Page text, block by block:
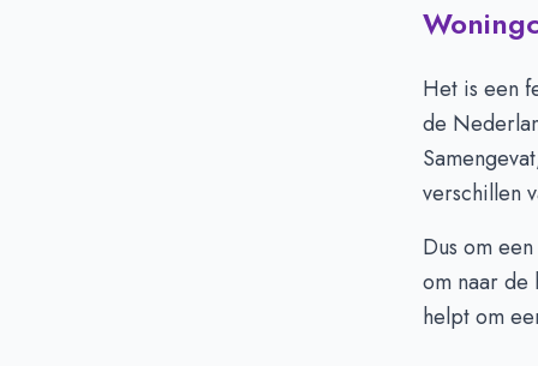
Het is een
de
verschillen
Dus om
om naar
helpt om